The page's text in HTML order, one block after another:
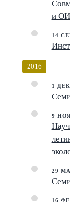
и
14
2016
1
9
29
16